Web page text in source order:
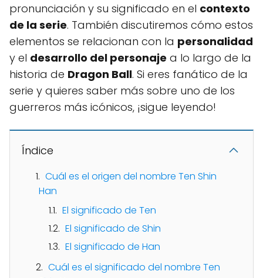
pronunciación y su significado en el contexto
de la serie. También discutiremos cómo estos
elementos se relacionan con la personalidad
y el desarrollo del personaje a lo largo de la
historia de Dragon Ball. Si eres fanático de la
serie y quieres saber más sobre uno de los
guerreros más icónicos, ¡sigue leyendo!
Índice
Cuál es el origen del nombre Ten Shin
Han
El significado de Ten
El significado de Shin
El significado de Han
Cuál es el significado del nombre Ten